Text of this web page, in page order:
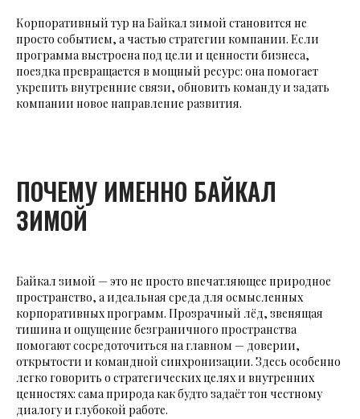
Корпоративный тур на Байкал зимой становится не
просто событием, а частью стратегии компании. Если
программа выстроена под цели и ценности бизнеса,
поездка превращается в мощный ресурс: она помогает
укрепить внутренние связи, обновить команду и задать
компании новое направление развития.
ПОЧЕМУ ИМЕННО БАЙКАЛ
ЗИМОЙ
Байкал зимой — это не просто впечатляющее природное
пространство, а идеальная среда для осмысленных
корпоративных программ. Прозрачный лёд, звенящая
тишина и ощущение безграничного пространства
помогают сосредоточиться на главном — доверии,
открытости и командной синхронизации. Здесь особенно
легко говорить о стратегических целях и внутренних
ценностях: сама природа как будто задаёт тон честному
диалогу и глубокой работе.